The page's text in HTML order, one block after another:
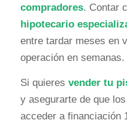
compradores. Contar
hipotecario
entre tardar meses en
operación en semanas.
Si quieres vender tu
y asegurarte de que
acceder a financiación